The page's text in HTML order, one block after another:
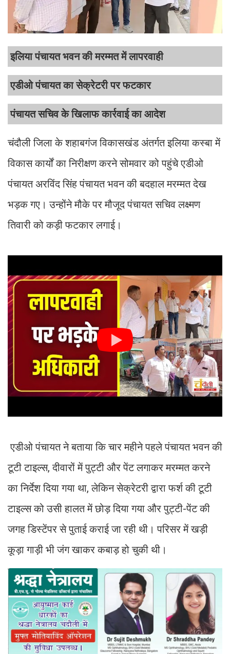
इलिया पंचायत भवन की मरम्मत में लापरवाही
एडीओ पंचायत का सेक्रेटरी पर फटकार
पंचायत सचिव के खिलाफ कार्रवाई का आदेश
चंदौली जिला के शहाबगंज विकासखंड अंतर्गत इलिया कस्बा में
विकास कार्यों का निरीक्षण करने सोमवार को पहुंचे एडीओ
पंचायत अरविंद सिंह पंचायत भवन की बदहाल मरम्मत देख
भड़क गए। उन्होंने मौके पर मौजूद पंचायत सचिव लक्ष्मण
तिवारी को कड़ी फटकार लगाई।
एडीओ पंचायत ने बताया कि चार महीने पहले पंचायत भवन की
टूटी टाइल्स, दीवारों में पुट्टी और पेंट लगाकर मरम्मत करने
का निर्देश दिया गया था, लेकिन सेक्रेटरी द्वारा फर्श की टूटी
टाइल्स को उसी हालत में छोड़ दिया गया और पुट्टी-पेंट की
जगह डिस्टेंपर से पुताई कराई जा रही थी। परिसर में खड़ी
कूड़ा गाड़ी भी जंग खाकर कबाड़ हो चुकी थी।